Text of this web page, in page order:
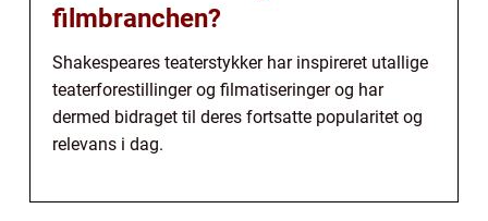
filmbranchen?
Shakespeares teaterstykker har inspireret utallige
teaterforestillinger og filmatiseringer og har
dermed bidraget til deres fortsatte popularitet og
relevans i dag.